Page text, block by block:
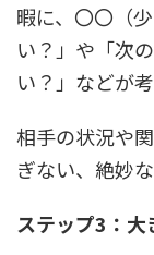
暇に、〇〇（
い？」や「次
い？」などが
相手の状況や
ぎない、絶妙
ステップ3：大